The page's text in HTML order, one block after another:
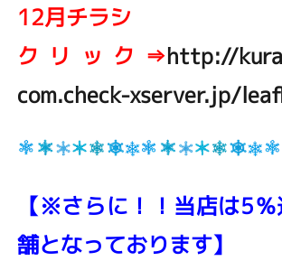
12月チラシ
クリック⇒http://
com.check-xserver.jp/
【※さらに！！当店は5％
舗となっております】